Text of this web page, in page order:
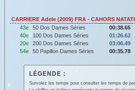
CARRIERE Adele (2009) FRA - CAHORS
43e
50 Dos Dames Séries 00:38.65
40e 100 Dos Dames Séries 01:26.62
20e 200 Dos Dames Séries 03:06.49
54e 50 Papillon Dames Séries 00:35.78
LÉGENDE :
Survolez les temps pour consulter les temps de